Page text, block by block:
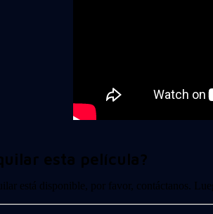
esta película?
está disponible, por favor, contáctanos.